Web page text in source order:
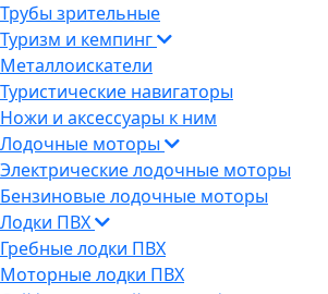
Трубы зрительные
Туризм и кемпинг
Металлоискатели
Туристические навигаторы
Ножи и аксессуары к ним
Лодочные моторы
Электрические лодочные моторы
Бензиновые лодочные моторы
Лодки ПВХ
Гребные лодки ПВХ
Моторные лодки ПВХ